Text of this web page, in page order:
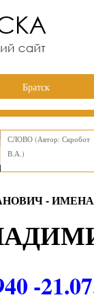
Братск
СЛОВО (Автор: Скробот
В.А.)
-
-